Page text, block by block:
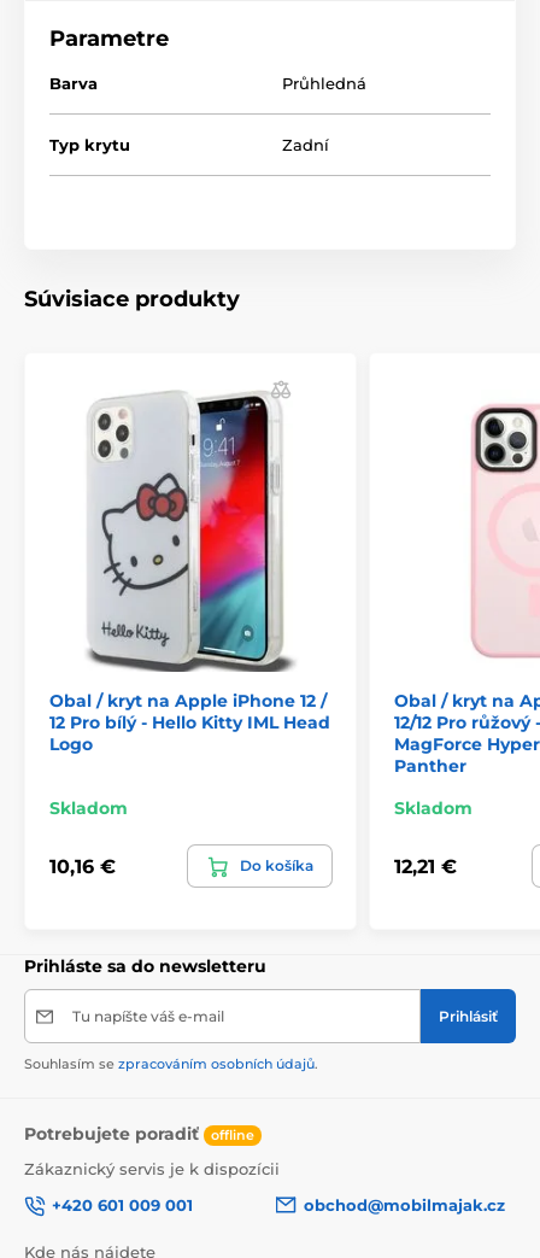
všetkým portom bez toho, aby zasahovali do
zariadenia. Úplná priehľadnosť umožňuje zachovať
pôvodný vzhľad zariadenia. Záložky na zadnej strane
zabraňujú tvorbe vodných pár.
Parametre
Barva Průhledná
Typ krytu Zadní
Súvisiace produkty
Obal / kryt na Apple iPhone 12 /
12 Pro bílý - Hello Kitty IML Head
Logo
Skladom
10,16 € Do košíka
Obal / kryt na
12/12 Pro růžový
MagForce
Panther
Skladom
12,21 €
Prihláste sa do newsletteru
Tu napíšte váš e-mail Prihlásiť
Souhlasím se zpracováním osobních údajů.
Potrebujete poradiť offline
Zákaznický servis je k dispozícii
+420 601 009 001
obchod@mobilmajak.cz
Kde nás nájdete